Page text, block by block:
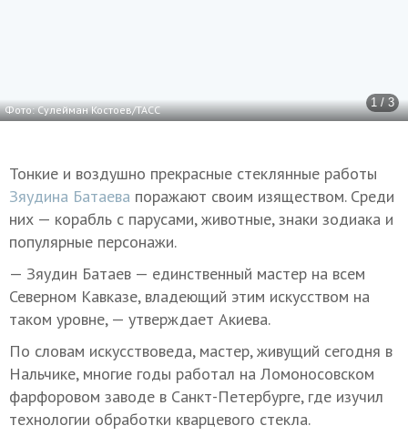
1 / 3
Фото: Сулейман Костоев/ТАСС
Тонкие и воздушно прекрасные стеклянные работы
Зяудина Батаева поражают своим изяществом. Среди
них — корабль с парусами, животные, знаки зодиака и
популярные персонажи.
— Зяудин Батаев — единственный мастер на всем
Северном Кавказе, владеющий этим искусством на
таком уровне, — утверждает Акиева.
По словам искусствоведа, мастер, живущий сегодня в
Нальчике, многие годы работал на Ломоносовском
фарфоровом заводе в Санкт-Петербурге, где изучил
технологии обработки кварцевого стекла.